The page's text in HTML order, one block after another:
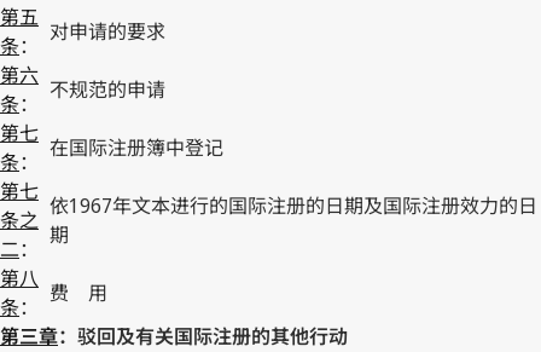
第五
条：
对申请的要求
第六
条：
不规范的申请
第七
条：
在国际注册簿中登记
第七
条之
二：
依1967年文本进行的国际注册的日期及国际注册效力的日
期
第八
条：
费 用
第三章：驳回及有关国际注册的其他行动